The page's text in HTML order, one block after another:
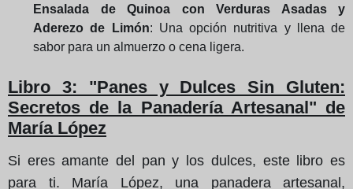
Ensalada de Quinoa con Verduras Asadas y
Aderezo de Limón: Una opción nutritiva y llena de
sabor para un almuerzo o cena ligera.
Libro 3: "Panes y Dulces Sin Gluten:
Secretos de la Panadería Artesanal" de
María López
Si eres amante del pan y los dulces, este libro es
para ti. María López, una panadera artesanal,